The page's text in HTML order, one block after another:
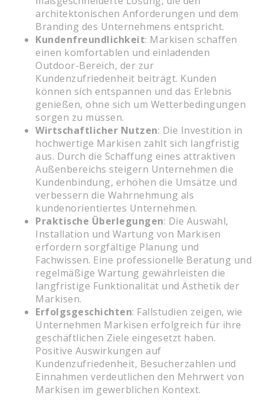
architektonischen Anforderungen und dem
Branding des Unternehmens entspricht.
Kundenfreundlichkeit: Markisen schaffen
einen komfortablen und einladenden
Outdoor-Bereich, der zur
Kundenzufriedenheit beiträgt. Kunden
können sich entspannen und das Erlebnis
genießen, ohne sich um Wetterbedingungen
sorgen zu müssen.
Wirtschaftlicher Nutzen: Die Investition in
hochwertige Markisen zahlt sich langfristig
aus. Durch die Schaffung eines attraktiven
Außenbereichs steigern Unternehmen die
Kundenbindung, erhöhen die Umsätze und
verbessern die Wahrnehmung als
kundenorientiertes Unternehmen.
Praktische Überlegungen: Die Auswahl,
Installation und Wartung von Markisen
erfordern sorgfältige Planung und
Fachwissen. Eine professionelle Beratung und
regelmäßige Wartung gewährleisten die
langfristige Funktionalität und Ästhetik der
Markisen.
Erfolgsgeschichten: Fallstudien zeigen, wie
Unternehmen Markisen erfolgreich für ihre
geschäftlichen Ziele eingesetzt haben.
Positive Auswirkungen auf
Kundenzufriedenheit, Besucherzahlen und
Einnahmen verdeutlichen den Mehrwert von
Markisen im gewerblichen Kontext.